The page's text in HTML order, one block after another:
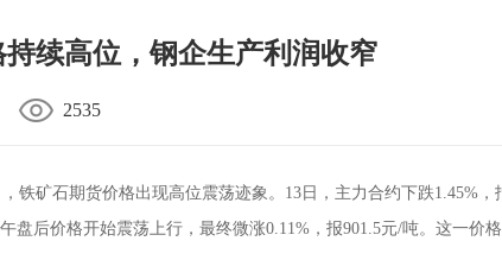
续高位，钢企生产利润收窄
2535
矿石期货价格出现高位震荡迹象。13日，主力合约下跌1.45%，
盘后价格开始震荡上行，最终微涨0.11%，报901.5元/吨。这一价